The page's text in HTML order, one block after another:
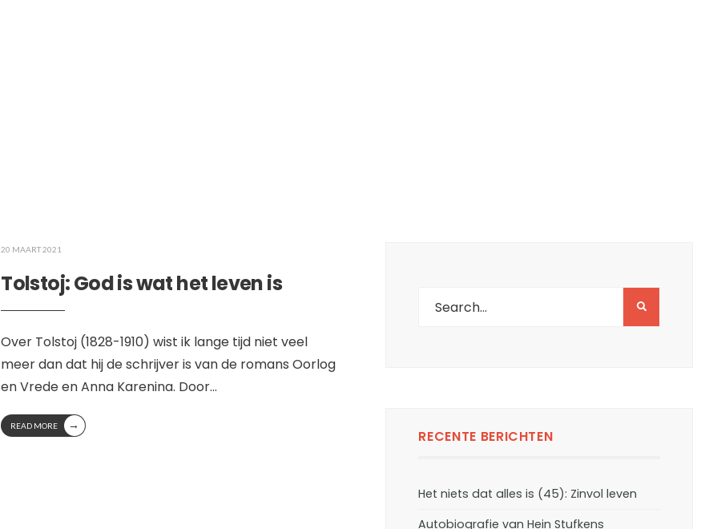
20 MAART 2021
Tolstoj: God is wat het leven is
Over Tolstoj (1828-1910) wist ik lange tijd niet veel
meer dan dat hij de schrijver is van de romans Oorlog
en Vrede en Anna Karenina. Door...
READ MORE →
RECENTE BERICHTEN
Het niets dat alles is (45): Zinvol leven
Autobiografie van Hein Stufkens